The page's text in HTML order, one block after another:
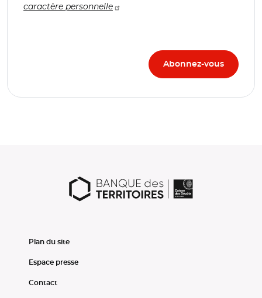
caractère personnelle
Plan du site
Espace presse
Contact